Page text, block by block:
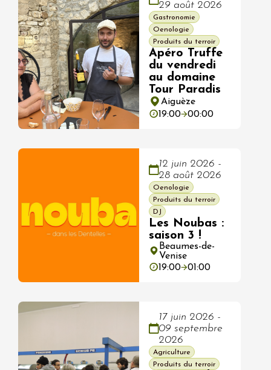
29 août 2026
Gastronomie
Oenologie
Produits du terroir
Apéro Truffe
du vendredi
au domaine
Tour Paradis
Aiguèze
19:00
00:00
12 juin 2026 -
28 août 2026
Oenologie
Produits du terroir
DJ
Les Noubas :
saison 3 !
Beaumes-de-
Venise
19:00
01:00
17 juin 2026 -
09 septembre
2026
Agriculture
Produits du terroir